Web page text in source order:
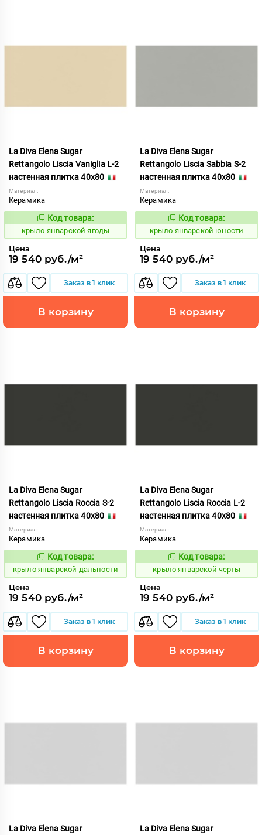
La Diva Elena Sugar
Rettangolo Liscia Vaniglia L-2
настенная плитка 40x80
Материал:
Керамика
843499
Код товара:
крыло январской ягоды
Цена
19 540 руб./м²
Заказ в 1 клик
В корзину
La Diva Elena Sugar
Rettangolo Liscia Sabbia S-2
настенная плитка 40x80
Материал:
Керамика
843498
Код товара:
крыло январской юности
Цена
19 540 руб./м²
Заказ в 1 клик
В корзину
La Diva Elena Sugar
Rettangolo Liscia Roccia S-2
настенная плитка 40x80
Материал:
Керамика
843496
Код товара:
крыло январской дальности
Цена
19 540 руб./м²
Заказ в 1 клик
В корзину
La Diva Elena Sugar
Rettangolo Liscia Roccia L-2
настенная плитка 40x80
Материал:
Керамика
843495
Код товара:
крыло январской черты
Цена
19 540 руб./м²
Заказ в 1 клик
В корзину
La Diva Elena Sugar
La Diva Elena Sugar